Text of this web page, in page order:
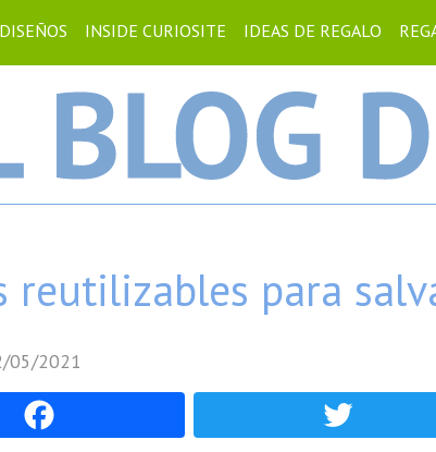
INSIDE CURIOSITE IDEAS DE REGALO
reutilizables para
05/2021
Facebook